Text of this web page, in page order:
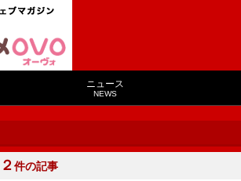
ニュース
NEWS
２件の記事